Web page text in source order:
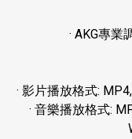
· AKG專業
· 影片播放格式:
· 音樂播放格式: